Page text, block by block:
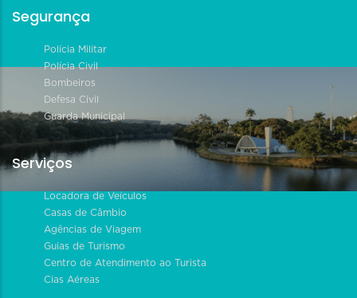
Segurança
Polícia Militar
Polícia Civil
Bombeiros
Defesa Civil
Guarda Municipal
Serviços
Locadora de Veículos
Casas de Câmbio
Agências de Viagem
Guias de Turismo
Centro de Atendimento ao Turista
Cias Aéreas